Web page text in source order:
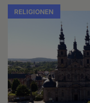
RELIGIONEN